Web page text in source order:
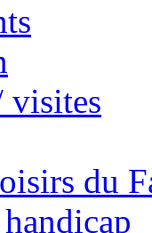
visites
du